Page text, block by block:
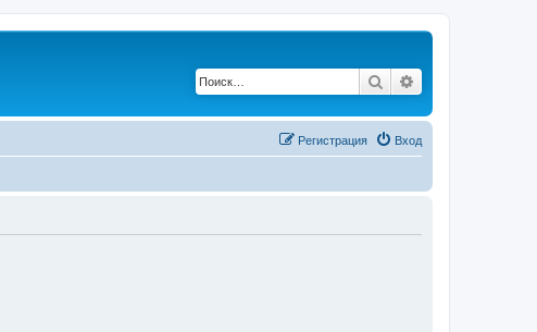
Поиск
Вход
Регистрация